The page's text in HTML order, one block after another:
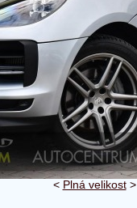
< Plná velikost>